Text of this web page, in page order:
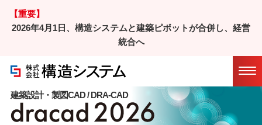
【重要】
2026年4月1日、構造システムと建築ピボットが合併し、経営
統合へ
建築設計・製図CAD / DRA-CAD